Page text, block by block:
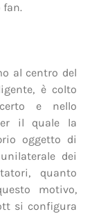
fan.
al centro del
è colto
e nello
il quale la
oggetto di
dei
quanto
motivo,
si configura